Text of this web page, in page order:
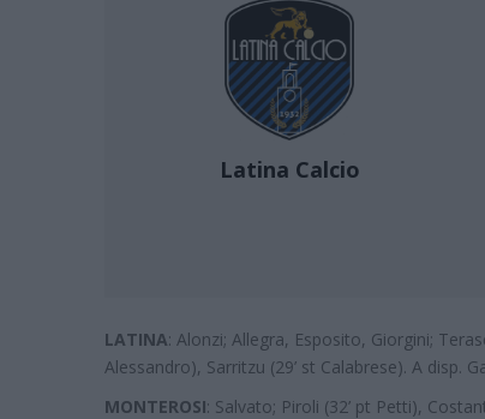
Latina Calcio
LATINA: Alonzi; Allegra, Esposito, Giorgini;
Alessandro), Sarritzu (29’ st Calabrese). A disp.
MONTEROSI: Salvato; Piroli (32’ pt Petti),